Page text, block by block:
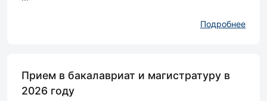
Подробнее
Прием в бакалавриат и магистратуру в
2026 году